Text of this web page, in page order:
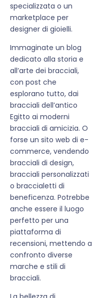
specializzata o un
marketplace per
designer di gioielli.
Immaginate un blog
dedicato alla storia e
all’arte dei bracciali,
con post che
esplorano tutto, dai
bracciali dell’antico
Egitto ai moderni
bracciali di amicizia. O
forse un sito web di e-
commerce, vendendo
bracciali di design,
bracciali personalizzati
o braccialetti di
beneficenza. Potrebbe
anche essere il luogo
perfetto per una
piattaforma di
recensioni, mettendo a
confronto diverse
marche e stili di
bracciali.